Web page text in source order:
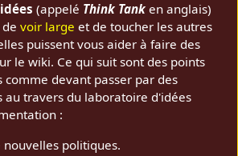
(appelé Think Tank en anglais)
devoir large et de toucher les autres
puissent vous aider à faire des
le wiki. Ce qui suit sont des points
comme devant passer par des
au travers du laboratoire d'idées
:
nouvelles politiques.